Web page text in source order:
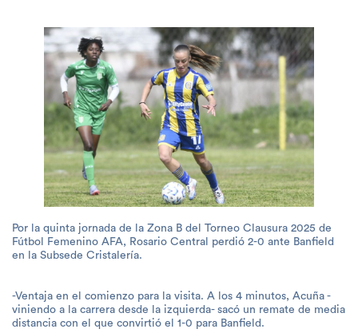
Por la quinta jornada de la Zona B del Torneo Clausura 2025 de
Fútbol Femenino AFA, Rosario Central perdió 2-0 ante Banfield
en la Subsede Cristalería.
-Ventaja en el comienzo para la visita. A los 4 minutos, Acuña -
viniendo a la carrera desde la izquierda- sacó un remate de media
distancia con el que convirtió el 1-0 para Banfield.